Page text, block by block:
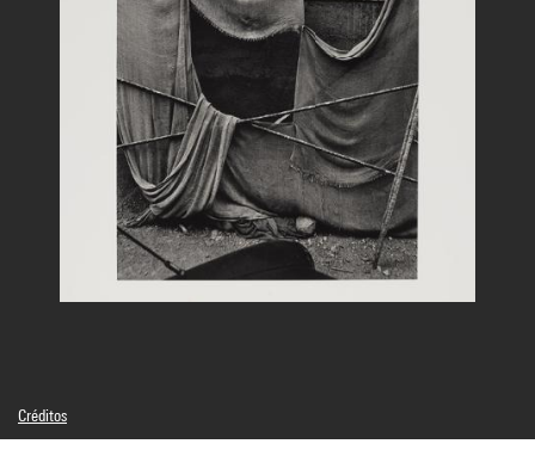
Créditos
© Josef Koudelka / Magnum Photos